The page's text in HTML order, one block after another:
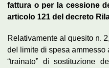
fattura o per la cessione
articolo 121 del decreto
Relativamente al quesito n.
del limite di spesa ammesso
“trainato” di sostituzione